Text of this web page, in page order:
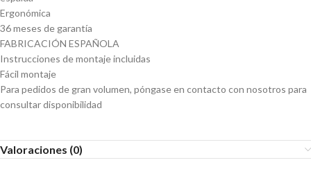
Ergonómica
36 meses de garantía
FABRICACIÓN ESPAÑOLA
Instrucciones de montaje incluidas
Fácil montaje
Para pedidos de gran volumen, póngase en contacto con nosotros para
consultar disponibilidad
Valoraciones (0)